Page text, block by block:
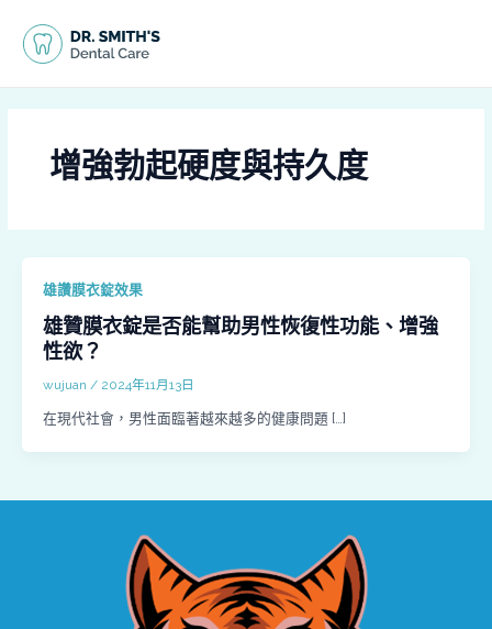
增強勃起硬度與持久度
雄讚膜衣錠效果
雄贊膜衣錠是否能幫助男性恢復性功能、增強
性欲？
wujuan / 2024年11月13日
在現代社會，男性面臨著越來越多的健康問題 […]